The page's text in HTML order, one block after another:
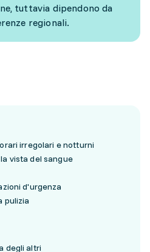
tuttavia dipendono da
regionali.
irregolari e notturni
vista del sangue
d'urgenza
pulizia
degli altri